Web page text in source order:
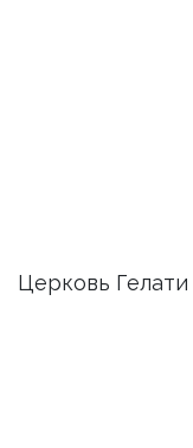
Церковь Гелати